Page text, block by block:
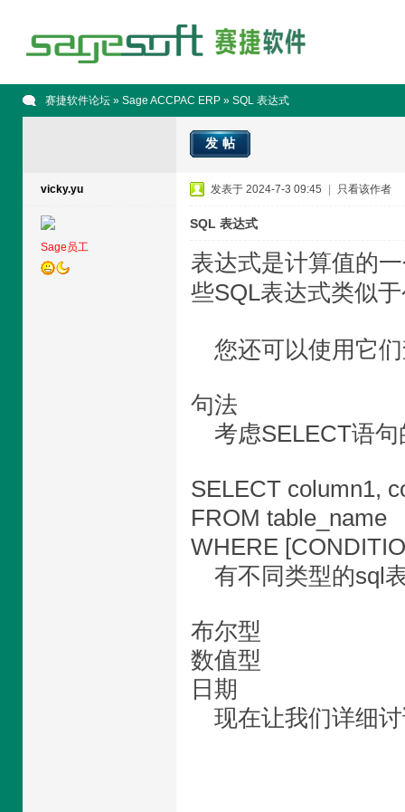
赛捷软件论坛» Sage ACCPAC ERP» SQL 表达式
发帖
vicky.yu
Sage员工
发表于 2024-7-3 09:45 只看该作者
SQL 表达式
表达式是计算值的
些SQL表达式类似
您还可以使用它们
句法
考虑SELECT语句
SELECT column1,
FROM table_name
WHERE
有不同类型的sql
布尔型
数值型
日期
现在让我们详细